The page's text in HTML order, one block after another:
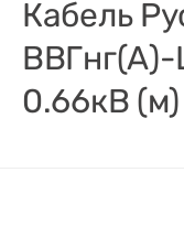
Кабель
ВВГнг(А)-
0.66кВ